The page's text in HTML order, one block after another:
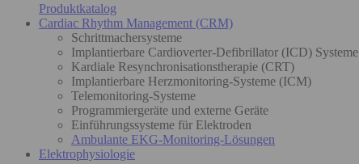
Produktkatalog
Cardiac Rhythm Management (CRM)
Schrittmachersysteme
Implantierbare Cardioverter-Defibrillator (ICD) Systeme
Kardiale Resynchronisationstherapie (CRT)
Implantierbare Herzmonitoring-Systeme (ICM)
Telemonitoring-Systeme
Programmiergeräte und externe Geräte
Einführungssysteme für Elektroden
Ambulante EKG-Monitoring-Lösungen
Elektrophysiologie